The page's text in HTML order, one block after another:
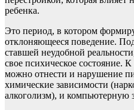
ребенка.
Это период, в котором
отклоняющееся поведение.
ставшей неудобной
свое психическое состояние.
можно отнести и нарушение
химические зависимости
алкоголизм), и компьютерную